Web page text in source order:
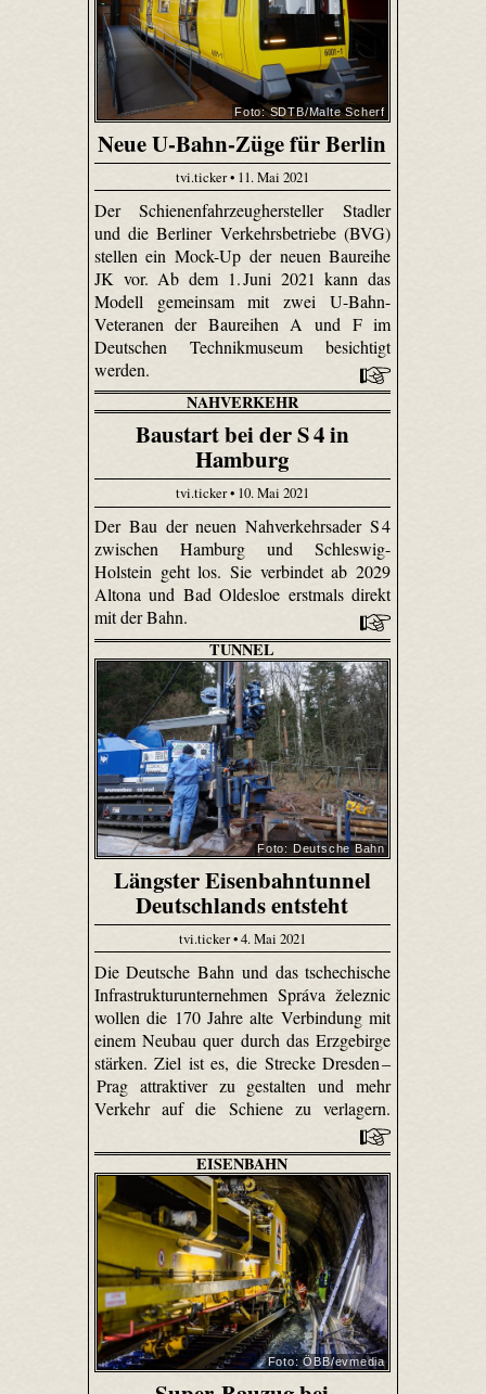
Foto: SDTB/Malte Scherf
Neue U-Bahn-Züge für Berlin
tvi.ticker • 11. Mai 2021
Der Schienenfahrzeughersteller Stadler
und die Berliner Verkehrsbetriebe (BVG)
stellen ein Mock-Up der neuen Baureihe
JK vor. Ab dem 1. Juni 2021 kann das
Modell gemeinsam mit zwei U-Bahn-
Veteranen der Baureihen A und F im
Deutschen Technikmuseum besichtigt
werden.
NAHVERKEHR
Baustart bei der S 4 in
Hamburg
tvi.ticker • 10. Mai 2021
Der Bau der neuen Nahverkehrsader S 4
zwischen Hamburg und Schleswig-
Holstein geht los. Sie verbindet ab 2029
Altona und Bad Oldesloe erstmals direkt
mit der Bahn.
TUNNEL
Foto: Deutsche Bahn
Längster Eisenbahntunnel
Deutschlands entsteht
tvi.ticker • 4. Mai 2021
Die Deutsche Bahn und das tschechische
Infrastrukturunternehmen Správa železnic
wollen die 170 Jahre alte Verbindung mit
einem Neubau quer durch das Erzgebirge
stärken. Ziel ist es, die Strecke Dresden –
Prag attraktiver zu gestalten und mehr
Verkehr auf die Schiene zu verlagern.
EISENBAHN
Foto: ÖBB/evmedia